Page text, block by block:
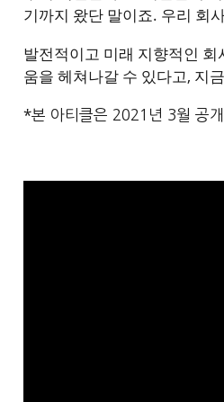
기까지 왔단 말이죠. 우리 회
발전적이고 미래 지향적인
움을 헤쳐나갈 수 있다고, 지
*본 아티클은 2021년 3월 공